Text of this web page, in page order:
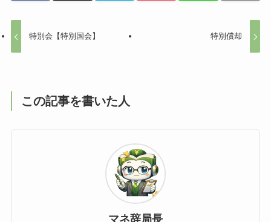
特別会【特別国会】 特別償却
この記事を書いた人
マネ辞局長